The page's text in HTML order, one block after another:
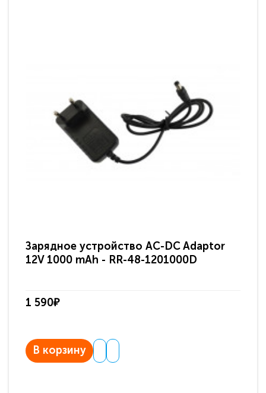
Зарядное устройство AC-DC Adaptor
12V 1000 mAh - RR-48-1201000D
1 590₽
В корзину